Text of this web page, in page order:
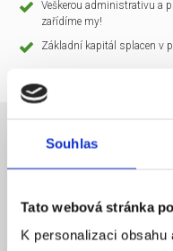
Souhlas
Tato webová stránka
K personalizaci
Veškerou administrativu a
zařídíme my!
Základní kapitál splacen v
KAPITÁL
SÍDLO